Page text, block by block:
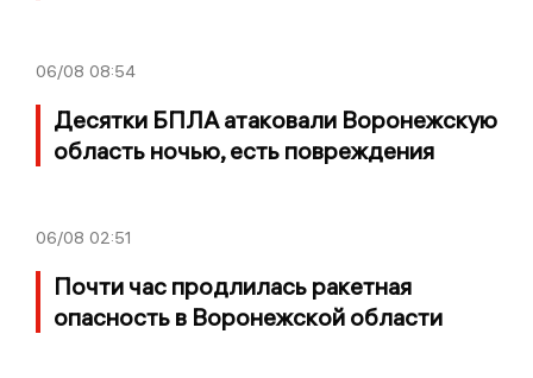
06/08 08:54
Десятки БПЛА атаковали Воронежскую
область ночью, есть повреждения
06/08 02:51
Почти час продлилась ракетная
опасность в Воронежской области